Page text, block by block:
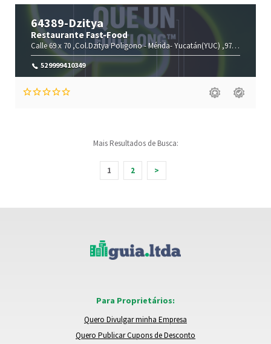
64389-Dzitya
Restaurante Fast-Food
Calle 69 x 70 ,Col.Dzitya Poligono -Mérida-Yucatán(YUC) ,97300
529999410349
Mais Resultados de Busca:
1 2 >
Para Proprietários:
Quero Divulgar minha Empresa
Quero Publicar Cupons de Desconto